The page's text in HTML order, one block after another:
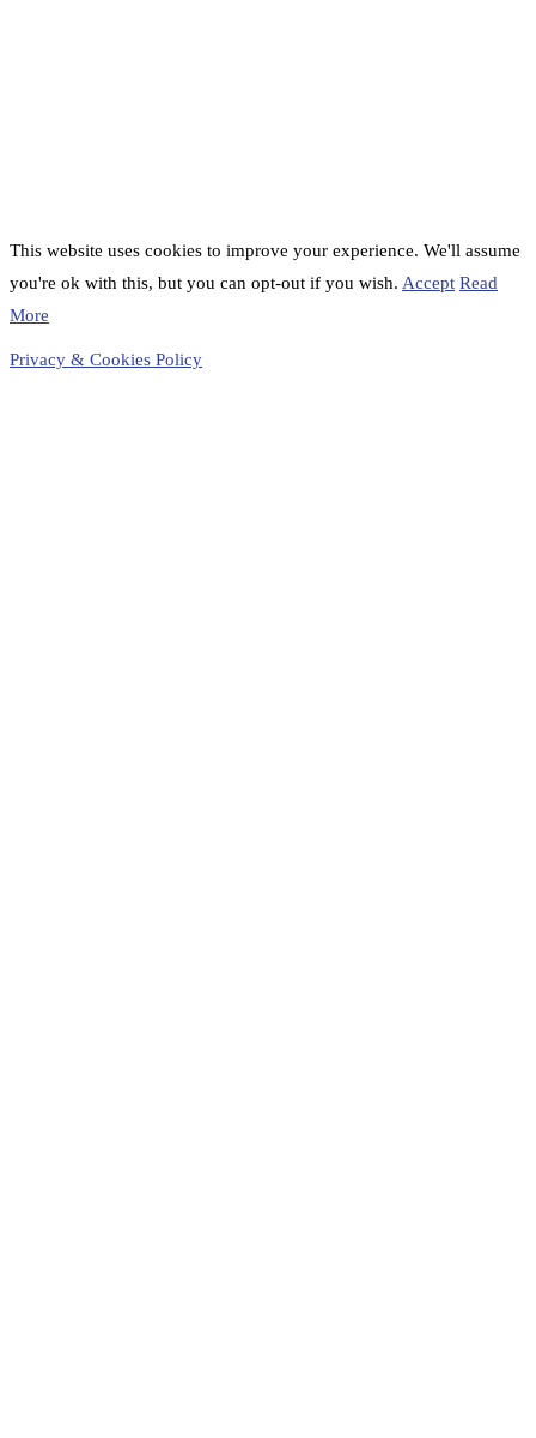
This website uses cookies to improve your experience. We'll assume
you're ok with this, but you can opt-out if you wish. Accept Read
More
Privacy & Cookies Policy